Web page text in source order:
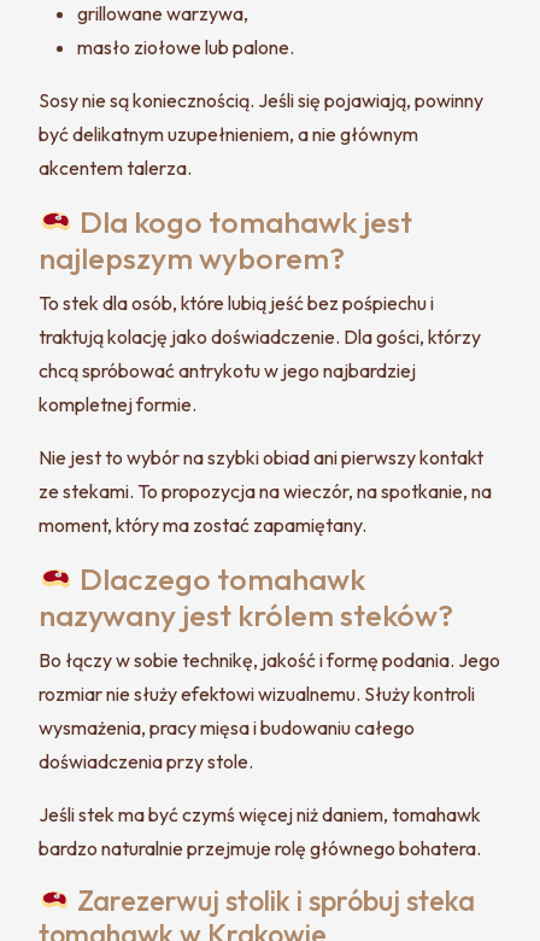
grillowane warzywa,
masło ziołowe lub palone.
Sosy nie są koniecznością. Jeśli się pojawiają, powinny
być delikatnym uzupełnieniem, a nie głównym
akcentem talerza.
Dla kogo tomahawk jest
najlepszym wyborem?
To stek dla osób, które lubią jeść bez pośpiechu i
traktują kolację jako doświadczenie. Dla gości, którzy
chcą spróbować antrykotu w jego najbardziej
kompletnej formie.
Nie jest to wybór na szybki obiad ani pierwszy kontakt
ze stekami. To propozycja na wieczór, na spotkanie, na
moment, który ma zostać zapamiętany.
Dlaczego tomahawk
nazywany jest królem steków?
Bo łączy w sobie technikę, jakość i formę podania. Jego
rozmiar nie służy efektowi wizualnemu. Służy kontroli
wysmażenia, pracy mięsa i budowaniu całego
doświadczenia przy stole.
Jeśli stek ma być czymś więcej niż daniem, tomahawk
bardzo naturalnie przejmuje rolę głównego bohatera.
Zarezerwuj stolik i spróbuj steka